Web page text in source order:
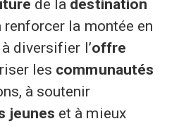
de la destination
renforcer la montée en
diversifier l’offre
les communautés
à soutenir
jeunes et à mieux